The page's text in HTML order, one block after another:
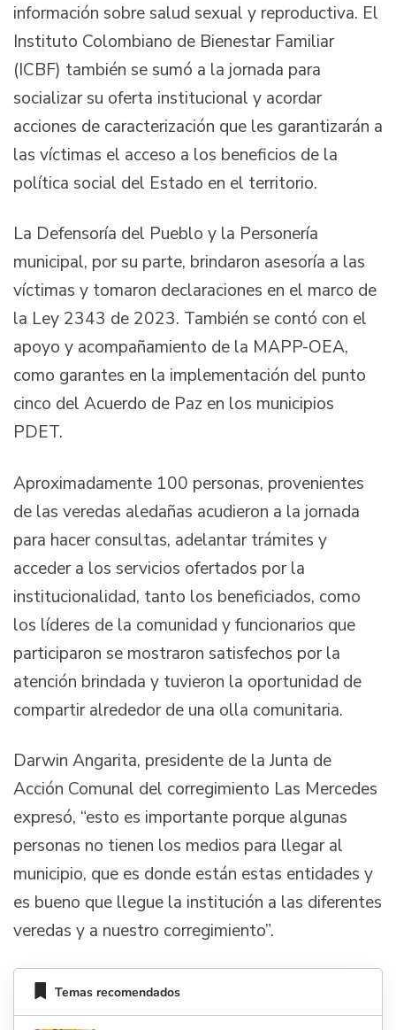
información sobre salud sexual y reproductiva. El
Instituto Colombiano de Bienestar Familiar
(ICBF) también se sumó a la jornada para
socializar su oferta institucional y acordar
acciones de caracterización que les garantizarán a
las víctimas el acceso a los beneficios de la
política social del Estado en el territorio.
La Defensoría del Pueblo y la Personería
municipal, por su parte, brindaron asesoría a las
víctimas y tomaron declaraciones en el marco de
la Ley 2343 de 2023. También se contó con el
apoyo y acompañamiento de la MAPP-OEA,
como garantes en la implementación del punto
cinco del Acuerdo de Paz en los municipios
PDET.
Aproximadamente 100 personas, provenientes
de las veredas aledañas acudieron a la jornada
para hacer consultas, adelantar trámites y
acceder a los servicios ofertados por la
institucionalidad, tanto los beneficiados, como
los líderes de la comunidad y funcionarios que
participaron se mostraron satisfechos por la
atención brindada y tuvieron la oportunidad de
compartir alrededor de una olla comunitaria.
Darwin Angarita, presidente de la Junta de
Acción Comunal del corregimiento Las Mercedes
expresó, “esto es importante porque algunas
personas no tienen los medios para llegar al
municipio, que es donde están estas entidades y
es bueno que llegue la institución a las diferentes
veredas y a nuestro corregimiento”.
Temas recomendados